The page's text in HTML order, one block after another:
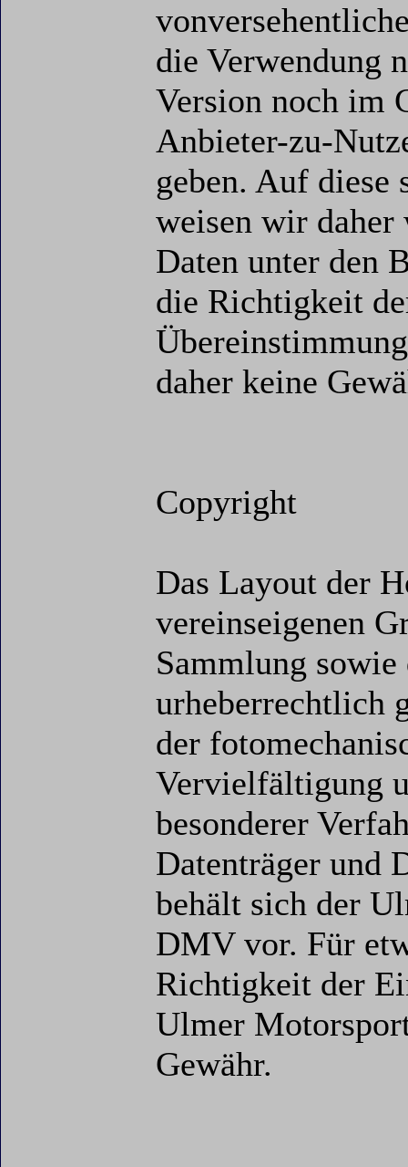
die Verwendung
Version noch im
Anbieter-zu-
geben. Auf diese
weisen wir
Daten unter den
die Richtigkeit
daher keine
Copyright
Das Layout der
vereinseigenen
Sammlung
urheberrechtlich
der
Vervielfältigung
besonderer
Datenträger und
behält sich der
DMV vor. Für
Richtigkeit der
Ulmer
Gewähr.